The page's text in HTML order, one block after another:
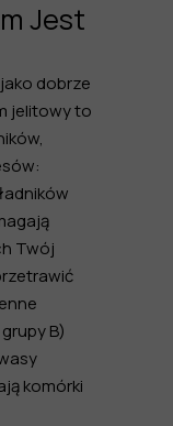
Jest
dobrze
jelitowy to
Twój
B)
komórki